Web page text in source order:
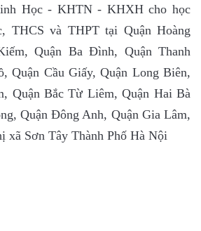
Học - KHTN - KHXH cho học
THCS và THPT tại Quận Hoàng
Quận Ba Đình, Quận Thanh
Quận Cầu Giấy, Quận Long Biên,
Quận Bắc Từ Liêm, Quận Hai Bà
Quận Đông Anh, Quận Gia Lâm,
xã Sơn Tây Thành Phố Hà Nội